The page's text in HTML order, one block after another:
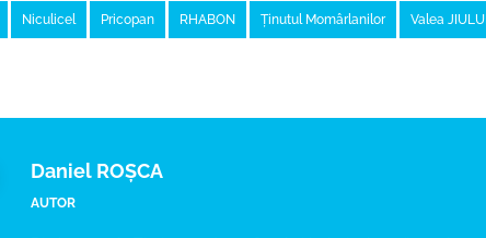
Niculicel Pricopan RHABON Ținutul Momârlanilor Valea JIULUI
Daniel ROȘCA
AUTOR